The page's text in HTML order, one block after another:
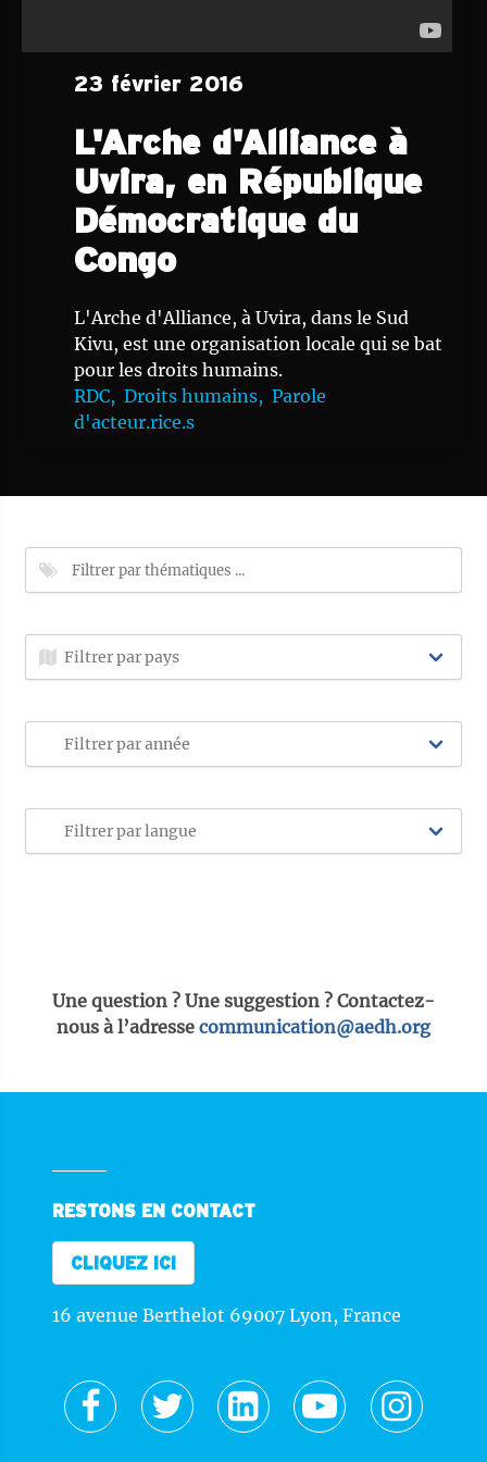
23 février 2016
L'Arche d'Alliance à
Uvira, en République
Démocratique du
Congo
L'Arche d'Alliance, à Uvira, dans le Sud
Kivu, est une organisation locale qui se bat
pour les droits humains.
RDC, Droits humains, Parole
d'acteur.rice.s
Une question ? Une suggestion ? Contactez-
nous à l’adresse communication@aedh.org
RESTONS EN CONTACT
CLIQUEZ ICI
16 avenue Berthelot 69007 Lyon, France